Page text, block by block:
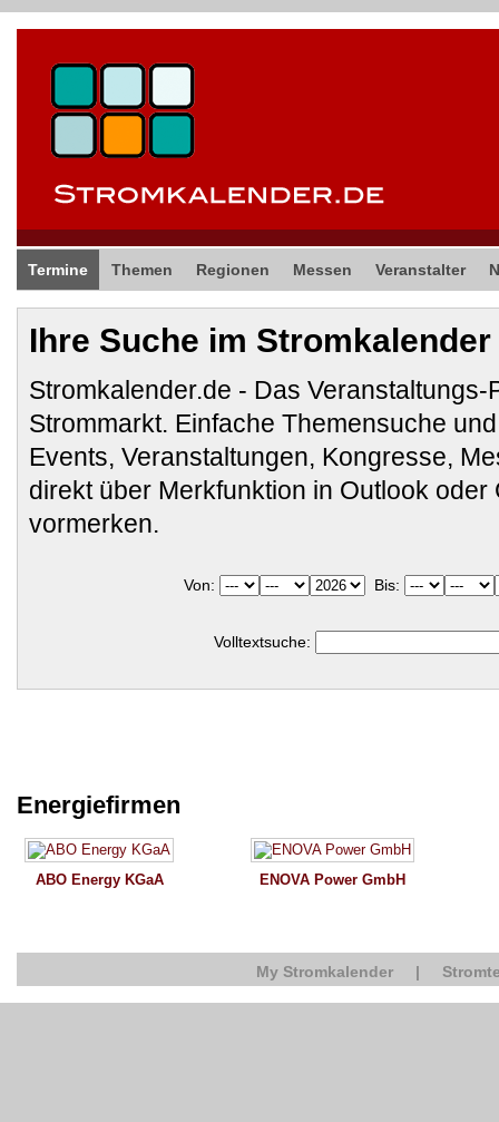
Termine Themen Regionen Messen Veranstalter
Ihre Suche im Stromkalender
Stromkalender.de - Das Veranstaltungs-
Strommarkt. Einfache Themensuche
Events, Veranstaltungen, Kongresse,
direkt über Merkfunktion in Outlook oder
vormerken.
Von: Bis:
Volltextsuche:
Energiefirmen
ABO Energy KGaA ENOVA Power GmbH
My Stromkalender |